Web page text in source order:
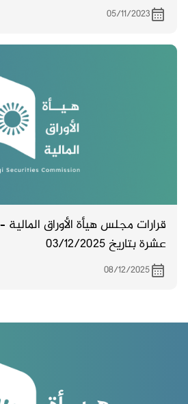
05/11/2023
قرارات مجلس هيأة الأوراق
عشرة بتاريخ 03/12/2025
08/12/2025